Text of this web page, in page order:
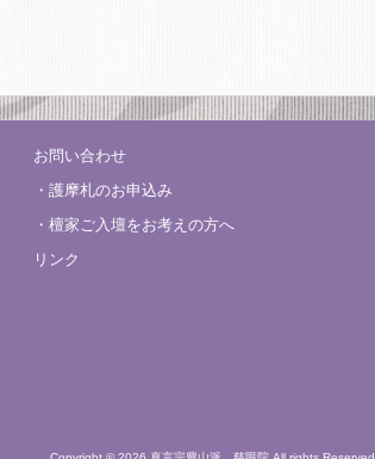
お問い合わせ
・護摩札のお申込み
・檀家ご入壇をお考えの方へ
リンク